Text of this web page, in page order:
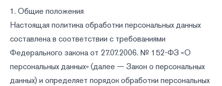
1. Общие положения
Настоящая политика обработки персональных данных
составлена в соответствии с требованиями
Федерального закона от 27.07.2006. № 152-ФЗ «О
персональных данных» (далее — Закон о персональных
данных) и определяет порядок обработки персональных